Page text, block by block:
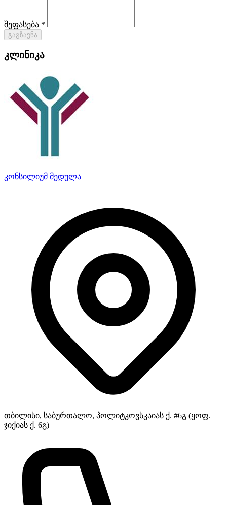
შეფასება *
გაგზავნა
კლინიკა
კონსილიუმ მედულა
თბილისი, საბურთალო, პოლიტკოვსკაიას ქ. #6გ (ყოფ.
ჯიქიას ქ. 6გ)